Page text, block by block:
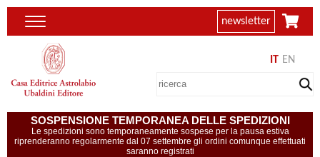
newsletter
IT EN
SOSPENSIONE TEMPORANEA DELLE SPEDIZIONI
Le spedizioni sono temporaneamente sospese per la pausa estiva
riprenderanno regolarmente dal 07 settembre gli ordini comunque effettuati
saranno registrati